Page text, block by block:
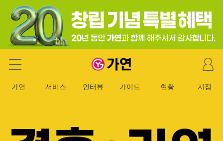
가연 결혼정보회사
마
이
이
가연 서비스 인터뷰 가이드 현황 지점